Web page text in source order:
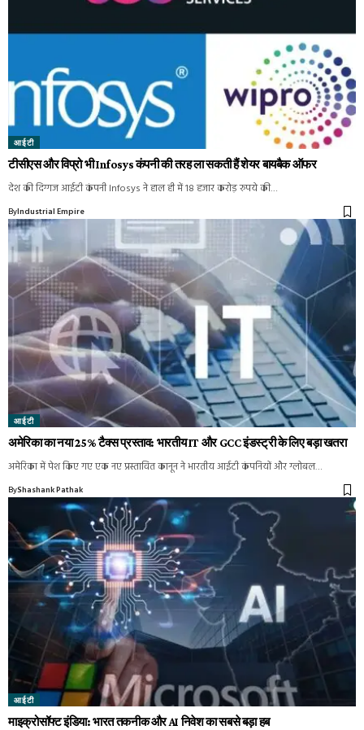
आईटी
टीसीएस और विप्रो भी Infosys कंपनी की तरह ला सकती हैं शेयर बायबैक ऑफर
देश की दिग्गज आईटी कंपनी Infosys ने हाल ही में 18 हजार करोड़ रुपये की…
ByIndustrial Empire
आईटी
अमेरिका का नया 25% टैक्स प्रस्ताव: भारतीय IT और GCC इंडस्ट्री के लिए बड़ा खतरा
अमेरिका में पेश किए गए एक नए प्रस्तावित कानून ने भारतीय आईटी कंपनियों और ग्लोबल…
ByShashank Pathak
आईटी
माइक्रोसॉफ्ट इंडिया: भारत तकनीक और AI निवेश का सबसे बड़ा हब